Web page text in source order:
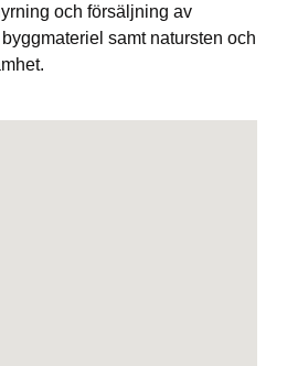
och försäljning av
samt natursten och